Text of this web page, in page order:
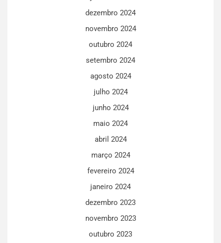
dezembro 2024
novembro 2024
outubro 2024
setembro 2024
agosto 2024
julho 2024
junho 2024
maio 2024
abril 2024
março 2024
fevereiro 2024
janeiro 2024
dezembro 2023
novembro 2023
outubro 2023